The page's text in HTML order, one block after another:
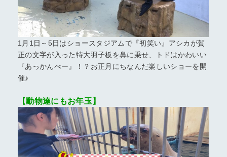
1月1日～5日はショースタジアムで『初笑い』アシカが賀
正の文字が入った特大羽子板を鼻に乗せ、トドはかわいい
『あっかんべー』！？お正月にちなんだ楽しいショーを開
催♪
【動物達にもお年玉】